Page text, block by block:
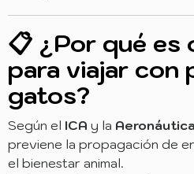
📋 ¿Por qué
para viajar con
gatos?
Según el ICA y la
previene la propagación de
el bienestar animal.